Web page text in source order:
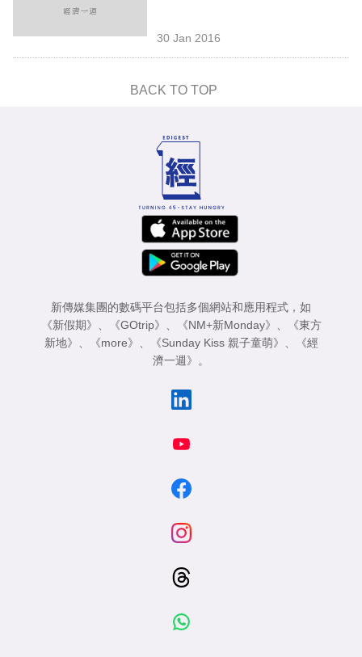
30 Jan 2016
BACK TO TOP
新傳媒集團的數碼平台包括多個網站和應用程式，如
《新假期》
《GOtrip》 《NM+新Monday》
《東方
新地》
《more》 《Sunday Kiss 親子童萌》
《經
濟一週》
。